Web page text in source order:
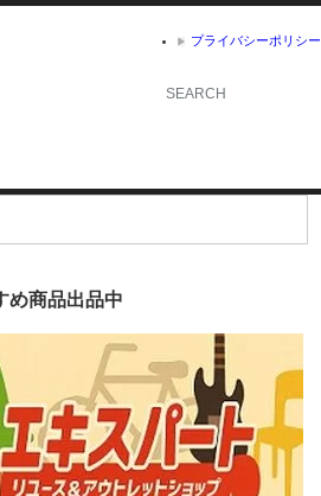
プライバシーポリシー
め商品出品中